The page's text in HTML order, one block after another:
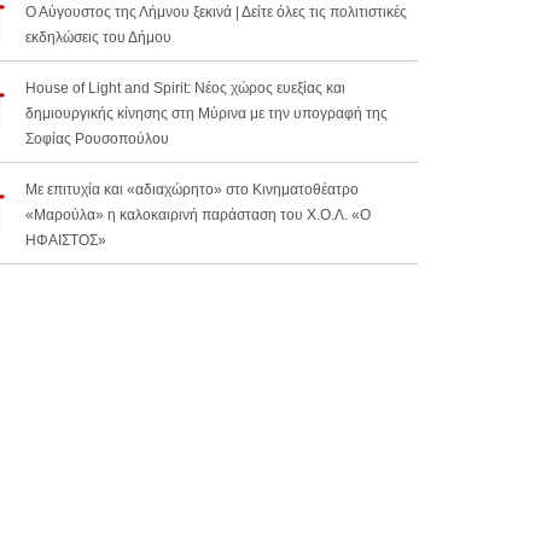
Ο Αύγουστος της Λήμνου ξεκινά | Δείτε όλες τις πολιτιστικές
εκδηλώσεις του Δήμου
House of Light and Spirit: Νέος χώρος ευεξίας και
δημιουργικής κίνησης στη Μύρινα με την υπογραφή της
Σοφίας Ρουσοπούλου
Με επιτυχία και «αδιαχώρητο» στο Κινηματοθέατρο
«Μαρούλα» η καλοκαιρινή παράσταση του Χ.Ο.Λ. «Ο
ΗΦΑΙΣΤΟΣ»